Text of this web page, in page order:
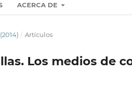
ACERCA DE
/ Artículos
Los medios de